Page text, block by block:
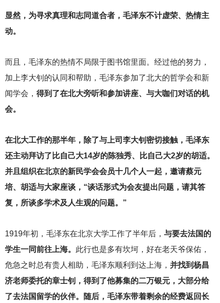
显然，为寻求真理和志同道合者，毛泽东不计虚荣、热情主
动。
而且，毛泽东的热情不局限于图书馆里面。经过他的努力，
加上李大钊的认同和帮助，毛泽东参加了北大的哲学会和新
闻学会， 得到了在北大旁听和参加讲座、与大咖们对话的机
会。
在北大工作的那半年，除了与上司李大钊密切接触，毛泽东
还主动拜访了比自己大14岁的陈独秀、比自己大2岁的胡适。
并且组织在北京的新民学会会员十几个人一起，邀请蔡元
培、胡适与大家座谈，“谈话形式为会友提出问题，请其答
复，所谈多学术及人生观的问题。”
1919年初，毛泽东在北京大学工作了半年后， 与要去法国的
学生一同前往上海。 此行也是多有坎坷，好在老天爷保佑，
危急之时总有贵人相助，毛泽东顺利到达上海， 并找到杨昌
济老师委托的章士钊，得到了他募集的二万银元，大部分给
了去法国留学的伙伴。随后，毛泽东带着剩余的经费返回长